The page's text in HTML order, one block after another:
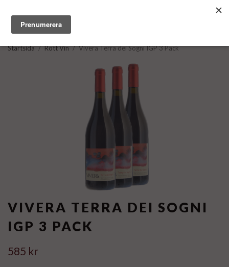
Startsida / Rött Vin / Vivera Terra dei Sogni IGP 3 Pack
VIVERA TERRA DEI SOGNI
IGP 3 PACK
585 kr